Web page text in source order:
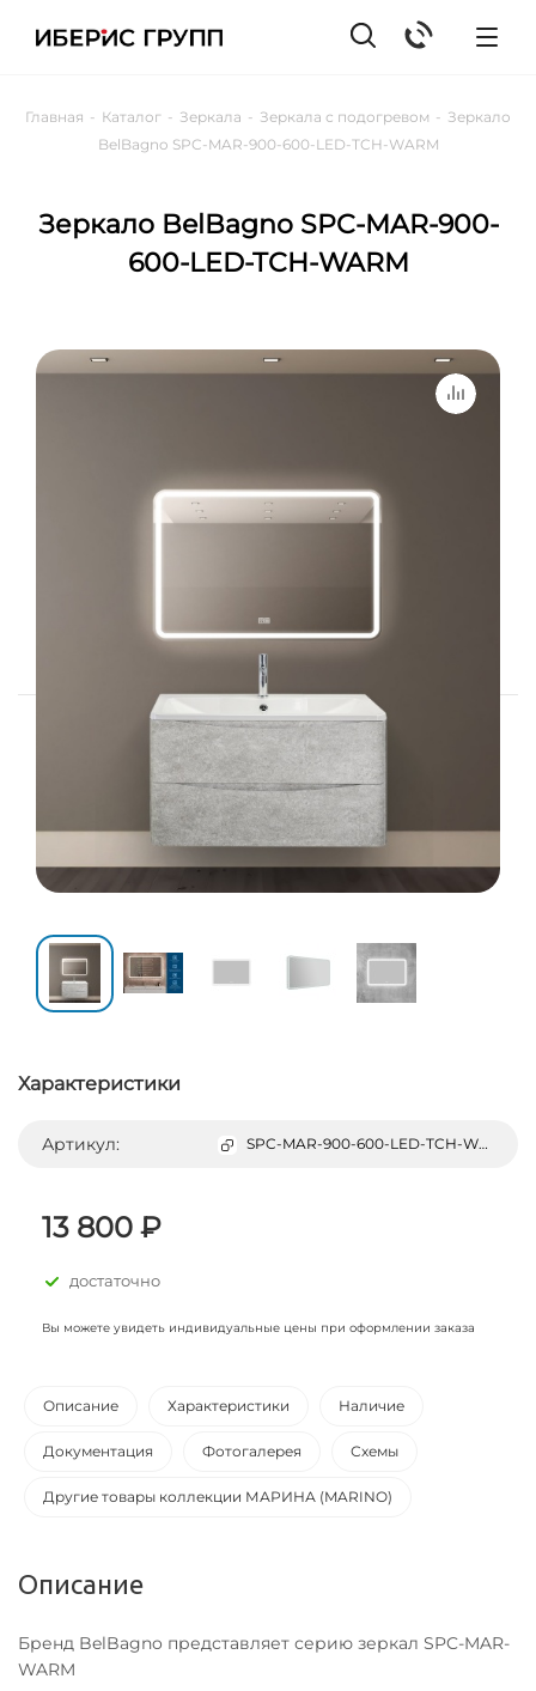
Главная - Каталог - Зеркала - Зеркала с подогревом - Зеркало
BelBagno SPC-MAR-900-600-LED-TCH-WARM
Зеркало BelBagno SPC-MAR-900-
600-LED-TCH-WARM
Характеристики
Артикул: SPC-MAR-900-600-LED-TCH-WARM
13 800 ₽
достаточно
Вы можете увидеть индивидуальные цены при оформлении заказа
Описание Характеристики Наличие
Документация Фотогалерея Схемы
Другие товары коллекции МАРИНА (MARINO)
Описание
Бренд BelBagno представляет серию зеркал SPC-MAR-
WARM